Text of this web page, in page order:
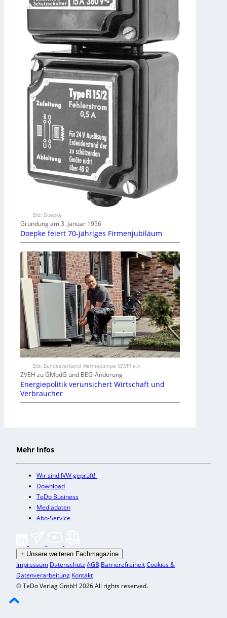
Bild: Doepke
Gründung am 3. Januar 1956
Doepke feiert 70-jähriges Firmenjubiläum
Bild: Bundesverband Wärmepumpe (BWP) e.V.
ZVEH zu GModG und BEG-Änderung
Energiepolitik verunsichert Wirtschaft und
Verbraucher
Mehr Infos
Wir sind IVW geprüft!
Download
TeDo Business
Mediadaten
Abo-Service
+ Unsere weiteren Fachmagazine
Impressum DatenschutzAGB BarrierefreiheitCookies &
Datenverarbeitung Kontakt
© TeDo Verlag GmbH 2026 All rights reserved.